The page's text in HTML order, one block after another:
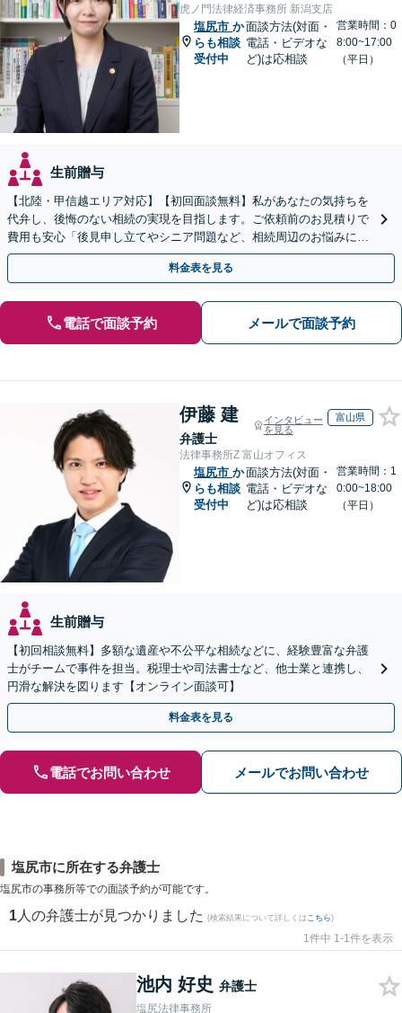
虎ノ門法律経済事務所 新潟支店
塩尻市 か
らも相談
受付中
面談方法(対面・
電話・ビデオな
ど)は応相談
営業時間：0
8:00~17:00
（平日）
生前贈与
【北陸・甲信越エリア対応】【初回面談無料】私があなたの気持ちを
代弁し、後悔のない相続の実現を目指します。ご依頼前のお見積りで
費用も安心「後見申し立てやシニア問題など、相続周辺のお悩みにも
対処可能」【WEB面談対応】
料金表を見る
電話で面談予約 メールで面談予約
伊藤 建
弁護士
インタビュー
を見る
富山県
法律事務所Z 富山オフィス
塩尻市 か
らも相談
受付中
面談方法(対面・
電話・ビデオな
ど)は応相談
営業時間：1
0:00~18:00
（平日）
生前贈与
【初回相談無料】多額な遺産や不公平な相続などに、経験豊富な弁護
士がチームで事件を担当。税理士や司法書士など、他士業と連携し、
円滑な解決を図ります【オンライン面談可】
料金表を見る
電話でお問い合わせ メールでお問い合わせ
塩尻市に所在する弁護士
塩尻市の事務所等での面談予約が可能です。
1 人の弁護士が見つかりました (検索結果について詳しくは こちら)
1件中 1-1件を表示
池内 好史 弁護士
塩尻法律事務所